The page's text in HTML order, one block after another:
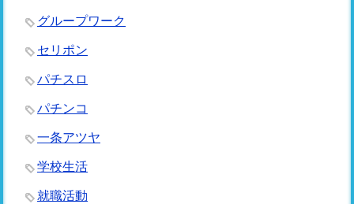
グループワーク
セリポン
パチスロ
パチンコ
一条アツヤ
学校生活
就職活動